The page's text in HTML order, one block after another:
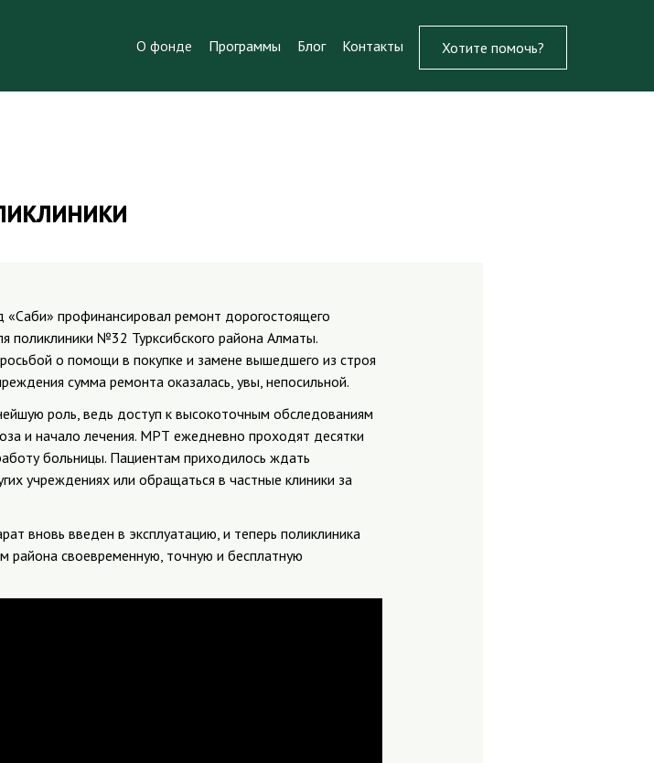
О фонде Программы Блог Контакты Хотите помочь?
профинансировал ремонт дорогостоящего
поликлиники №32 Турксибского района Алматы.
о помощи в покупке и замене вышедшего из строя
сумма ремонта оказалась, увы, непосильной.
роль, ведь доступ к высокоточным обследованиям
и начало лечения. МРТ ежедневно проходят десятки
больницы. Пациентам приходилось ждать
учреждениях или обращаться в частные клиники за
вновь введен в эксплуатацию, и теперь поликлиника
своевременную, точную и бесплатную